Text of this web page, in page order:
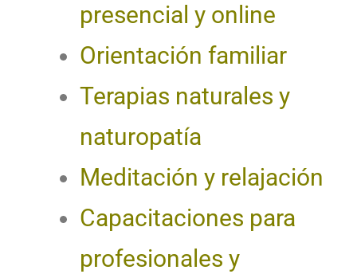
presencial y online
Orientación familiar
Terapias naturales y
naturopatía
Meditación y relajación
Capacitaciones para
profesionales y